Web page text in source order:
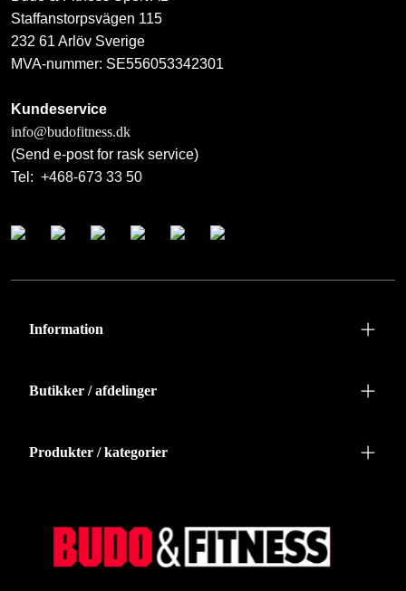
Staffanstorpsvägen 115
232 61 Arlöv Sverige
MVA-nummer: SE556053342301
Kundeservice
info@budofitness.dk
(Send e-post for rask service)
Tel: +468-673 33 50
Information
Butikker / afdelinger
Produkter / kategorier